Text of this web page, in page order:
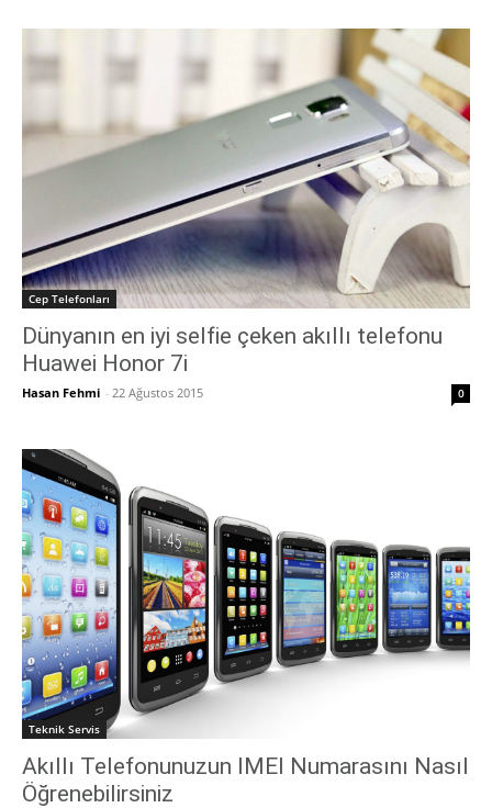
Cep Telefonları
Dünyanın en iyi selfie çeken akıllı telefonu
Huawei Honor 7i
Hasan Fehmi - 22 Ağustos 2015 0
Teknik Servis
Akıllı Telefonunuzun IMEI Numarasını Nasıl
Öğrenebilirsiniz